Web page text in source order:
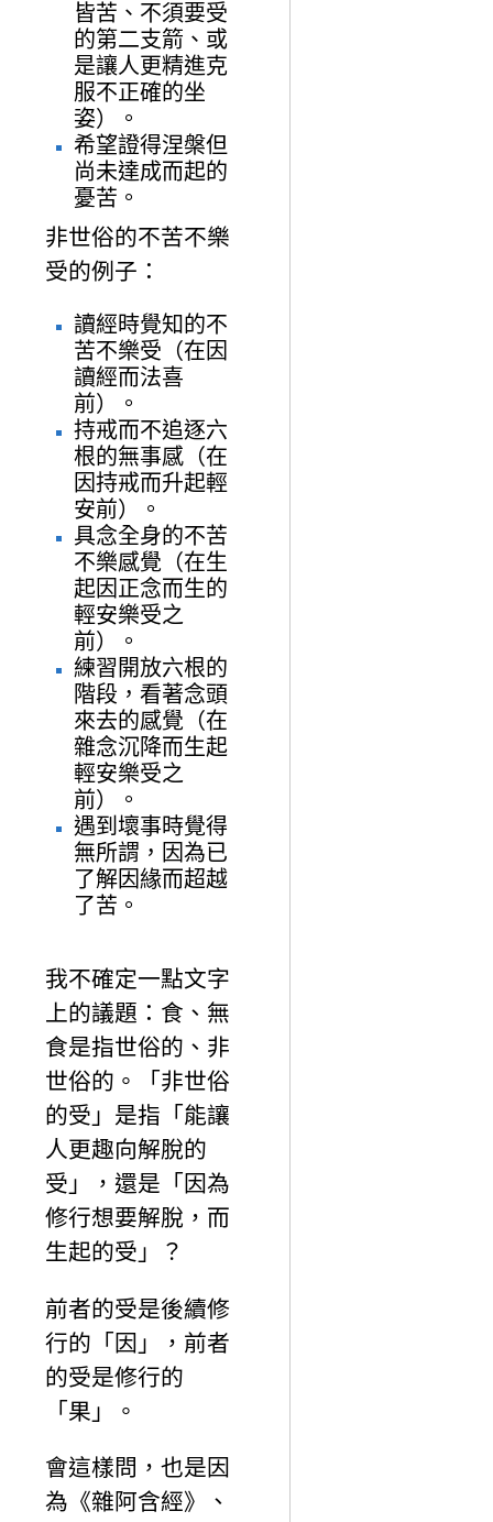
皆苦、不須要受
的第二支箭、或
是讓人更精進克
服不正確的坐
姿）。
希望證得涅槃但
尚未達成而起的
憂苦。
非世俗的不苦不樂
受的例子：
讀經時覺知的不
苦不樂受（在因
讀經而法喜
前）。
持戒而不追逐六
根的無事感（在
因持戒而升起輕
安前）。
具念全身的不苦
不樂感覺（在生
起因正念而生的
輕安樂受之
前）。
練習開放六根的
階段，看著念頭
來去的感覺（在
雜念沉降而生起
輕安樂受之
前）。
遇到壞事時覺得
無所謂，因為已
了解因緣而超越
了苦。
我不確定一點文字
上的議題：食、無
食是指世俗的、非
世俗的。「非世俗
的受」是指「能讓
人更趣向解脫的
受」，還是「因為
修行想要解脫，而
生起的受」？
前者的受是後續修
行的「因」，前者
的受是修行的
「果」。
會這樣問，也是因
為《雜阿含經》、